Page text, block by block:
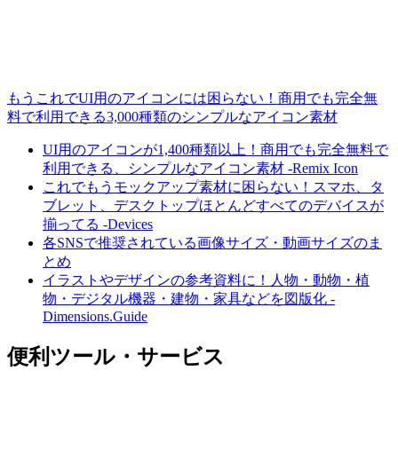
もうこれでUI用のアイコンには困らない！商用でも完全無
料で利用できる3,000種類のシンプルなアイコン素材
UI用のアイコンが1,400種類以上！商用でも完全無料で
利用できる、シンプルなアイコン素材 -Remix Icon
これでもうモックアップ素材に困らない！スマホ、タ
ブレット、デスクトップほとんどすべてのデバイスが
揃ってる -Devices
各SNSで推奨されている画像サイズ・動画サイズのま
とめ
イラストやデザインの参考資料に！人物・動物・植
物・デジタル機器・建物・家具などを図版化 -
Dimensions.Guide
便利ツール・サービス